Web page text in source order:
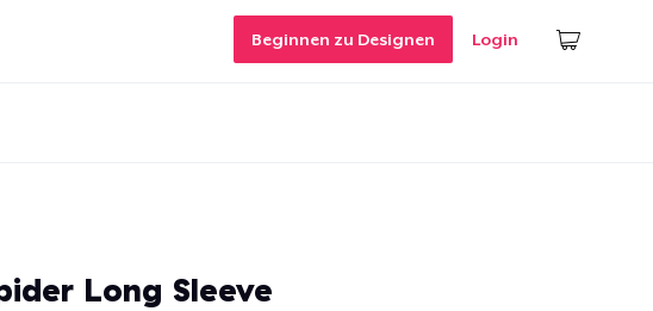
Beginnen zu Designen Login
Long Sleeve